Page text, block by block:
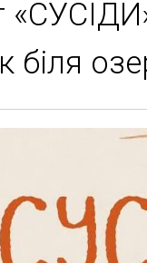
біля